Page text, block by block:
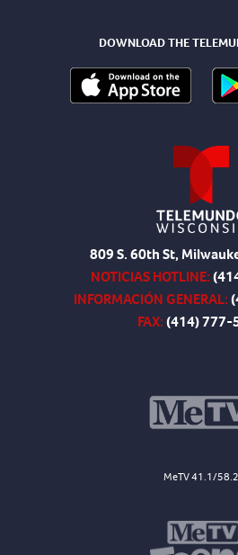
DOWNLOAD THE
809 S. 60th St,
NOTICIAS HOTLINE:
INFORMACIÓN GENERAL:
FAX:(414) 777-
MeTV 41.1/58.2